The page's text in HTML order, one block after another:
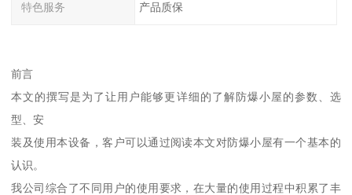
特色服务 产品质保
前言
本文的撰写是为了让用户能够更详细的了解防爆小屋的参数、选
型、安
装及使用本设备，客户可以通过阅读本文对防爆小屋有一个基本的
认识。
我公司综合了不同用户的使用要求，在大量的使用过程中积累了丰